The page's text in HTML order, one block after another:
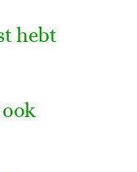
hebt